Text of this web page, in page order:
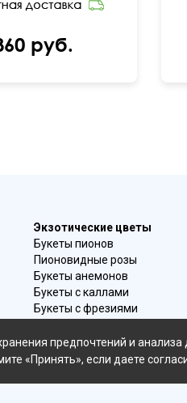
руб.
Экзотические цветы
Букеты пионов
Пионовидные розы
Букеты анемонов
Букеты с каллами
Букеты с фрезиями
Лаванда
Гиацинты
предпочтений и анализа
«Принять», если даете